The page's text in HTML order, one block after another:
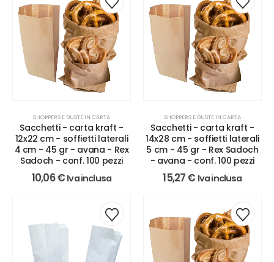
SHOPPERS E BUSTE IN CARTA
Sacchetti - carta kraft -
12x22 cm - soffietti laterali
4 cm - 45 gr - avana - Rex
Sadoch - conf. 100 pezzi
10,06€ Iva inclusa
SHOPPERS E BUSTE IN CARTA
Sacchetti - carta kraft -
14x28 cm - soffietti laterali
5 cm - 45 gr - Rex Sadoch
- avana - conf. 100 pezzi
15,27€ Iva inclusa